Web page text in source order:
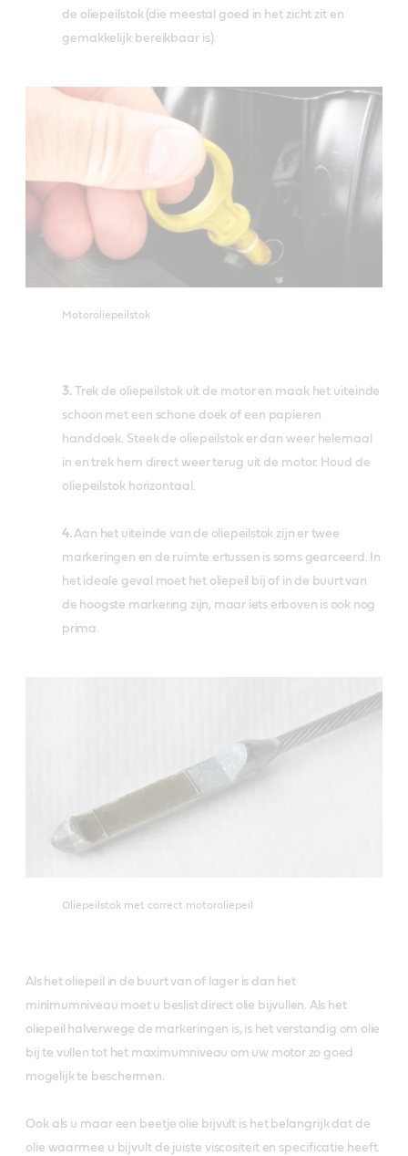
de oliepeilstok (die meestal goed in het zicht zit en
gemakkelijk bereikbaar is).
Motoroliepeilstok
3.Trek de oliepeilstok uit de motor en maak het uiteinde
schoon met een schone doek of een papieren
handdoek. Steek de oliepeilstok er dan weer helemaal
in en trek hem direct weer terug uit de motor. Houd de
oliepeilstok horizontaal.
4.Aan het uiteinde van de oliepeilstok zijn er twee
markeringen en de ruimte ertussen is soms gearceerd. In
het ideale geval moet het oliepeil bij of in de buurt van
de hoogste markering zijn, maar iets erboven is ook nog
prima.
Oliepeilstok met correct motoroliepeil
Als het oliepeil in de buurt van of lager is dan het
minimumniveau moet u beslist direct olie bijvullen. Als het
oliepeil halverwege de markeringen is, is het verstandig om olie
bij te vullen tot het maximumniveau om uw motor zo goed
mogelijk te beschermen.
Ook als u maar een beetje olie bijvult is het belangrijk dat de
olie waarmee u bijvult de juiste viscositeit en specificatie heeft.